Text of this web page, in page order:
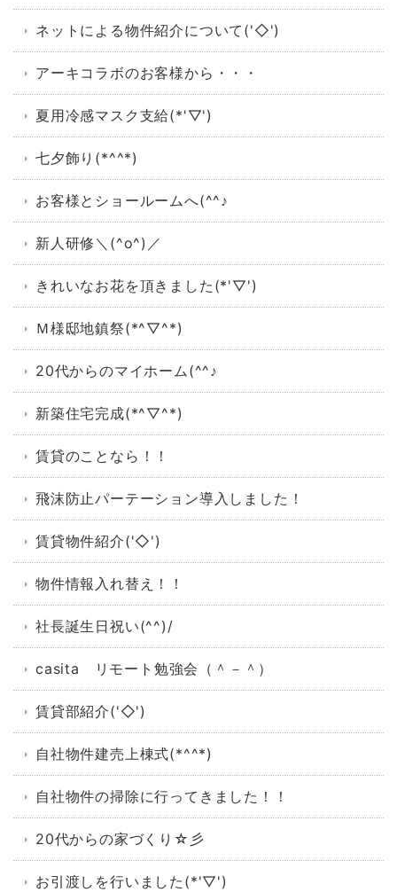
ネットによる物件紹介について('◇')ゞ
アーキコラボのお客様から・・・
夏用冷感マスク支給(*'▽')
七夕飾り(*^^*)
お客様とショールームへ(^^♪
新人研修＼(^o^)／
きれいなお花を頂きました(*'▽')
Ｍ様邸地鎮祭(*^▽^*)
20代からのマイホーム(^^♪
新築住宅完成(*^▽^*)
賃貸のことなら！！
飛沫防止パーテーション導入しました！
賃貸物件紹介('◇')ゞ
物件情報入れ替え！！
社長誕生日祝い(^^)/
casita リモート勉強会（＾－＾）
賃貸部紹介('◇')ゞ
自社物件建売上棟式(*^^*)
自社物件の掃除に行ってきました！！
20代からの家づくり☆彡
お引渡しを行いました(*'▽')